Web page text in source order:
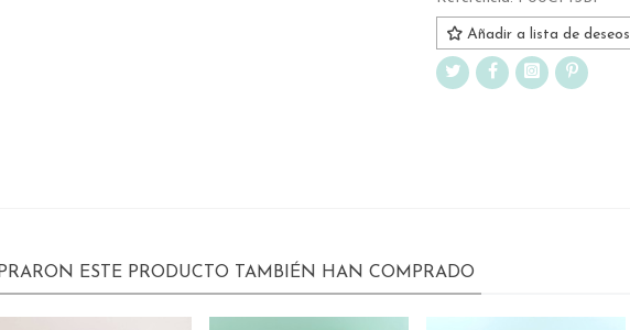
Añadir a lista de deseos
ESTE PRODUCTO TAMBIÉN HAN COMPRADO